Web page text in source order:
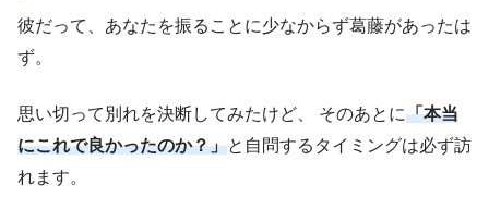
彼だって、あなたを振ることに少なからず葛藤があったは
ず。
思い切って別れを決断してみたけど、 そのあとに「本当
にこれで良かったのか？」と自問するタイミングは必ず訪
れます。